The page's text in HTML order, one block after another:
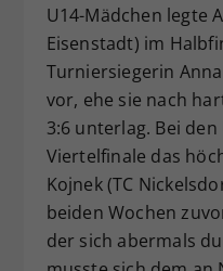
U14-Mädchen legte
Eisenstadt) im
Turniersiegerin
vor, ehe sie nach
3:6 unterlag. Bei
Viertelfinale das
Kojnek (TC
beiden Wochen
der sich abermals